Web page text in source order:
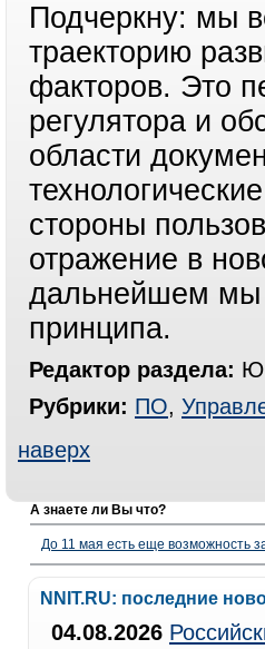
Подчеркну: мы
траекторию
факторов. Это
регулятора и
области
стороны
отражение в
дальнейшем мы
принципа.
Редактор раздела:
Рубрики: ПО,
наверх
А знаете ли Вы что?
До 11 мая есть еще возможность
NNIT.RU: последние
04.08.2026